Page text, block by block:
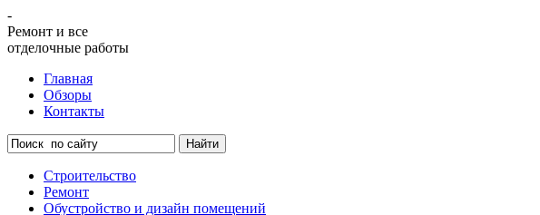
-
Ремонт и все
отделочные работы
Главная
Обзоры
Контакты
Строительство
Ремонт
Обустройство и дизайн помещений